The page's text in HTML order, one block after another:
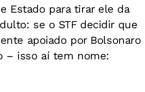
Estado para tirar ele da
se o STF decidir que
apoiado por Bolsonaro
– isso aí tem nome: